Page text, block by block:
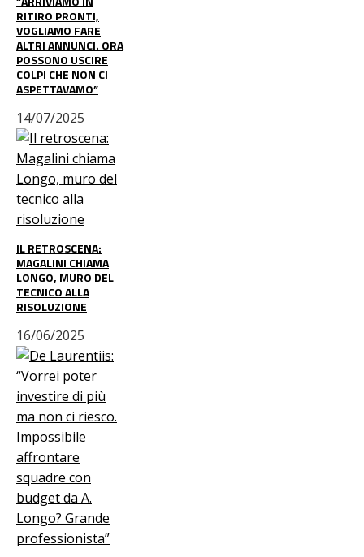
RITIRO PRONTI,
VOGLIAMO FARE
ALTRI ANNUNCI. ORA
POSSONO USCIRE
COLPI CHE NON CI
ASPETTAVAMO”
14/07/2025
IL RETROSCENA:
MAGALINI CHIAMA
LONGO, MURO DEL
TECNICO ALLA
RISOLUZIONE
16/06/2025